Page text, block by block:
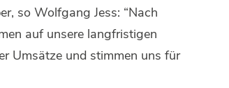
so Wolfgang Jess: “Nach
auf unsere langfristigen
Umsätze und stimmen uns für